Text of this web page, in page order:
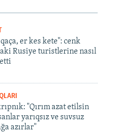
er kes kete": cenk
Rusiye turistlerine nasıl
"Qırım azat etilsin
yarıqsız ve suvsuz
azırlar"